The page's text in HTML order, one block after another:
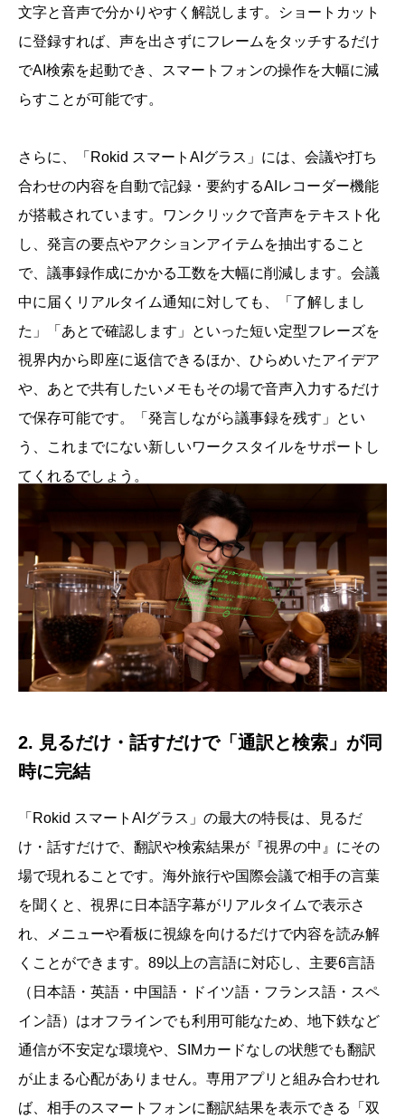
文字と音声で分かりやすく解説します。ショートカット
に登録すれば、声を出さずにフレームをタッチするだけ
でAI検索を起動でき、スマートフォンの操作を大幅に減
らすことが可能です。
さらに、「Rokid スマートAIグラス」には、会議や打ち
合わせの内容を自動で記録・要約するAIレコーダー機能
が搭載されています。ワンクリックで音声をテキスト化
し、発言の要点やアクションアイテムを抽出すること
で、議事録作成にかかる工数を大幅に削減します。会議
中に届くリアルタイム通知に対しても、「了解しまし
た」「あとで確認します」といった短い定型フレーズを
視界内から即座に返信できるほか、ひらめいたアイデア
や、あとで共有したいメモもその場で音声入力するだけ
で保存可能です。「発言しながら議事録を残す」とい
う、これまでにない新しいワークスタイルをサポートし
てくれるでしょう。
2. 見るだけ・話すだけで「通訳と検索」が同
時に完結
「Rokid スマートAIグラス」の最大の特長は、見るだ
け・話すだけで、翻訳や検索結果が『視界の中』にその
場で現れることです。海外旅行や国際会議で相手の言葉
を聞くと、視界に日本語字幕がリアルタイムで表示さ
れ、メニューや看板に視線を向けるだけで内容を読み解
くことができます。89以上の言語に対応し、主要6言語
（日本語・英語・中国語・ドイツ語・フランス語・スペ
イン語）はオフラインでも利用可能なため、地下鉄など
通信が不安定な環境や、SIMカードなしの状態でも翻訳
が止まる心配がありません。専用アプリと組み合わせれ
ば、相手のスマートフォンに翻訳結果を表示できる「双